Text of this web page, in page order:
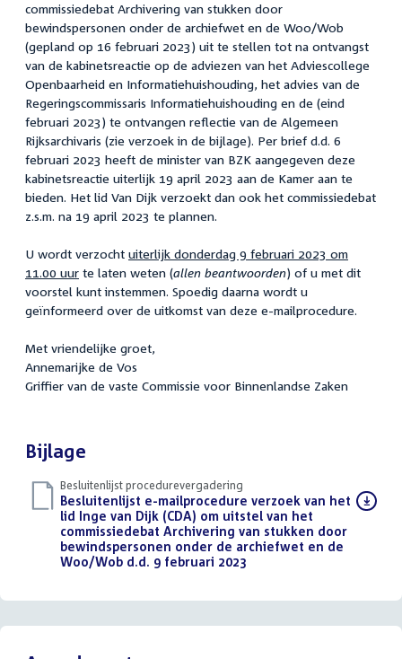
commissiedebat Archivering van stukken door
bewindspersonen onder de archiefwet en de Woo/Wob
(gepland op 16 februari 2023) uit te stellen tot na ontvangst
van de kabinetsreactie op de adviezen van het Adviescollege
Openbaarheid en Informatiehuishouding, het advies van de
Regeringscommissaris Informatiehuishouding en de (eind
februari 2023) te ontvangen reflectie van de Algemeen
Rijksarchivaris (zie verzoek in de bijlage). Per brief d.d. 6
februari 2023 heeft de minister van BZK aangegeven deze
kabinetsreactie uiterlijk 19 april 2023 aan de Kamer aan te
bieden. Het lid Van Dijk verzoekt dan ook het commissiedebat
z.s.m. na 19 april 2023 te plannen.
U wordt verzocht uiterlijk donderdag 9 februari 2023 om
11.00 uur te laten weten (allen beantwoorden) of u met dit
voorstel kunt instemmen. Spoedig daarna wordt u
geïnformeerd over de uitkomst van deze e-mailprocedure.
Met vriendelijke groet,
Annemarijke de Vos
Griffier van de vaste Commissie voor Binnenlandse Zaken
Bijlage
Besluitenlijst procedurevergadering
Download
bestand:
Besluitenlijst e-mailprocedure verzoek van het
lid Inge van Dijk (CDA) om uitstel van het
commissiedebat Archivering van stukken door
bewindspersonen onder de archiefwet en de
Woo/Wob d.d. 9 februari 2023